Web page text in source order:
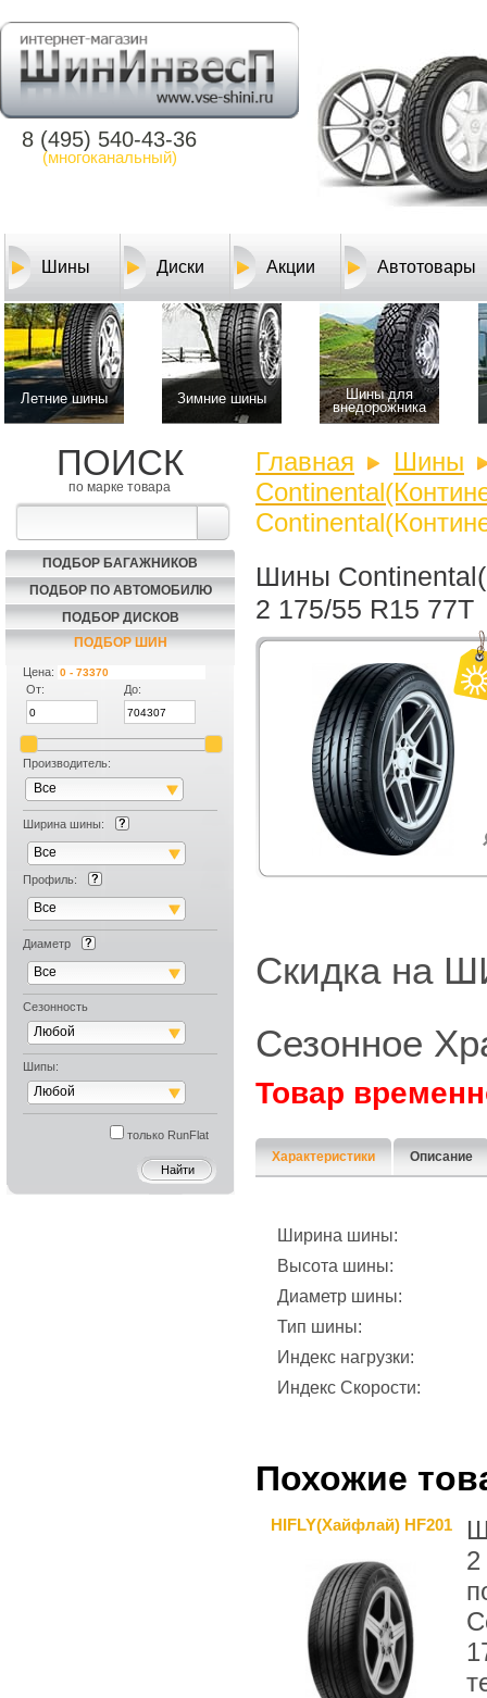
8 (495) 540-43-36
(многоканальный)
Шины Диски Акции Автотовары
Летние шины Зимние шины
Шины для
внедорожника
ПОИСК
по марке товара
ПОДБОР БАГАЖНИКОВ
ПОДБОР ПО АВТОМОБИЛЮ
ПОДБОР ДИСКОВ
ПОДБОР ШИН
Цена:
От:
До:
Производитель:
Все
Ширина шины:
Все
Профиль:
Все
Диаметр
Все
Сезонность
Любой
Шипы:
Любой
только RunFlat
Главная
Шины
Шины
2 175/55 R15 77T
Скидка на
Сезонное
Товар
Характеристики Описание
Ширина шины:
Высота шины:
Диаметр шины:
Тип шины:
Индекс нагрузки:
Индекс Скорости:
Похожие
HIFLY(Хайфлай) HF201
2